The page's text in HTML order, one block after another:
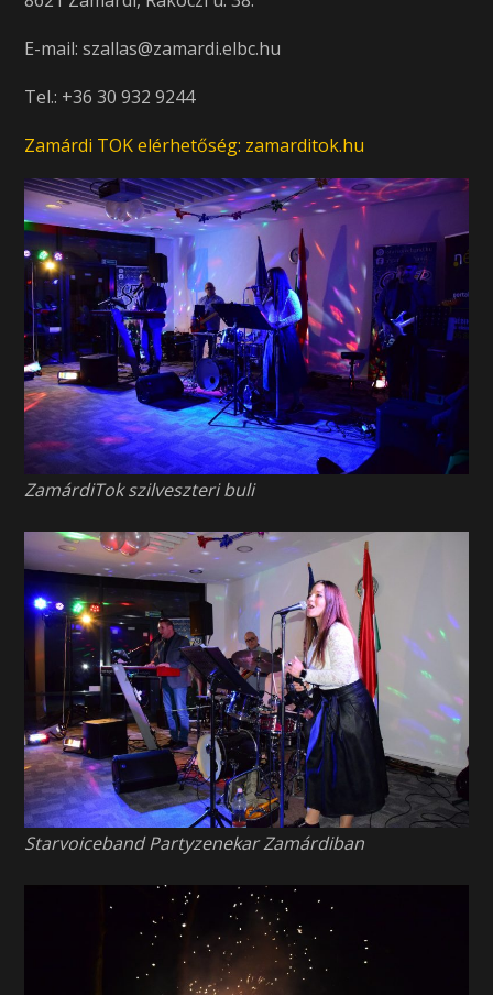
E-mail: szallas@zamardi.elbc.hu
Tel.: +36 30 932 9244
Zamárdi TOK elérhetőség: zamarditok.hu
ZamárdiTok szilveszteri buli
Starvoiceband Partyzenekar Zamárdiban